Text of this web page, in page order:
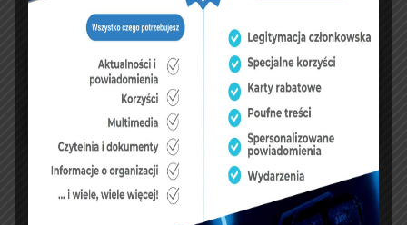
UBEZPIECZENIA
sierpień 2026